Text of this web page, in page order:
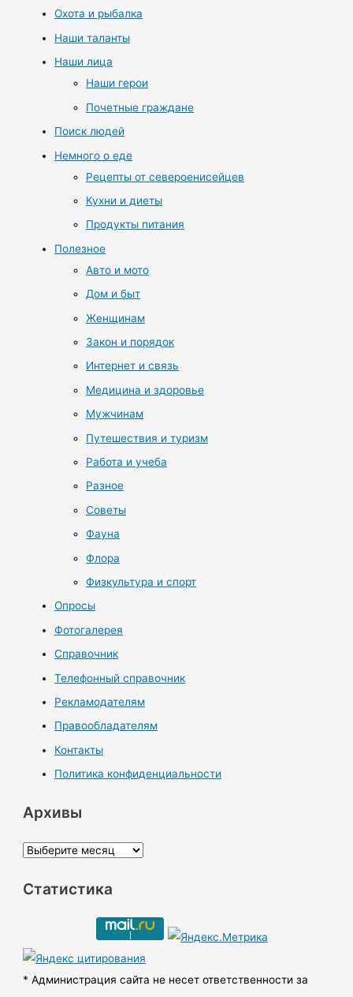
Охота и рыбалка
Наши таланты
Наши лица
Наши герои
Почетные граждане
Поиск людей
Немного о еде
Рецепты от североенисейцев
Кухни и диеты
Продукты питания
Полезное
Авто и мото
Дом и быт
Женщинам
Закон и порядок
Интернет и связь
Медицина и здоровье
Мужчинам
Путешествия и туризм
Работа и учеба
Разное
Советы
Фауна
Флора
Физкультура и спорт
Опросы
Фотогалерея
Справочник
Телефонный справочник
Рекламодателям
Правообладателям
Контакты
Политика конфиденциальности
Архивы
А
х
ы
Статистика
* Администрация сайта не несет ответственности за